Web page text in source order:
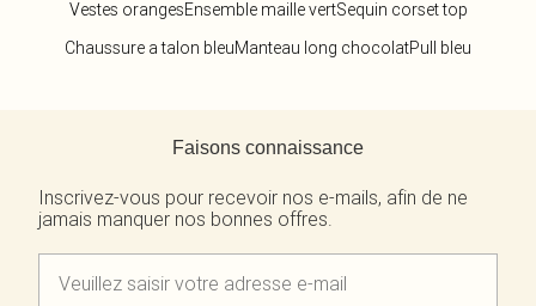
Vestes orangesEnsemble maille vertSequin corset top
Chaussure a talon bleuManteau long chocolatPull bleu
Faisons connaissance
Inscrivez-vous pour recevoir nos e-mails, afin de ne
jamais manquer nos bonnes offres.